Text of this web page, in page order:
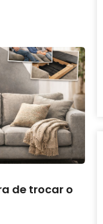
de trocar o